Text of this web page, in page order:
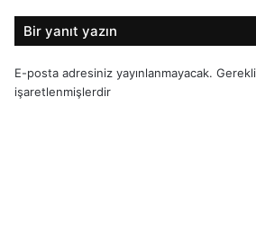
Bir yanıt yazın
E-posta adresiniz yayınlanmayacak.
işaretlenmişlerdir